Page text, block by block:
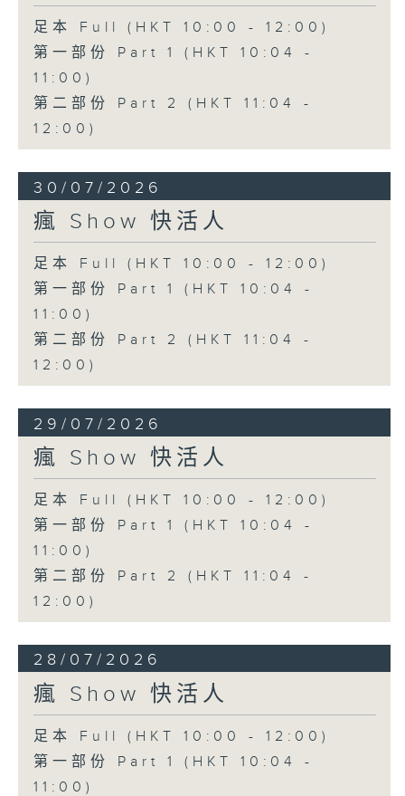
足本 Full (HKT 10:00 - 12:00)
第一部份 Part 1 (HKT 10:04 -
11:00)
第二部份 Part 2 (HKT 11:04 -
12:00)
30/07/2026
瘋 Show 快活人
足本 Full (HKT 10:00 - 12:00)
第一部份 Part 1 (HKT 10:04 -
11:00)
第二部份 Part 2 (HKT 11:04 -
12:00)
29/07/2026
瘋 Show 快活人
足本 Full (HKT 10:00 - 12:00)
第一部份 Part 1 (HKT 10:04 -
11:00)
第二部份 Part 2 (HKT 11:04 -
12:00)
28/07/2026
瘋 Show 快活人
足本 Full (HKT 10:00 - 12:00)
第一部份 Part 1 (HKT 10:04 -
11:00)